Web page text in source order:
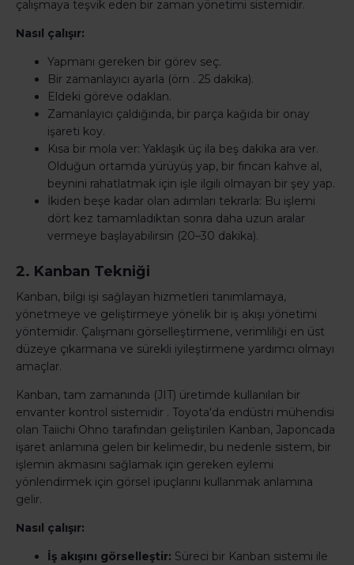
çalışmaya teşvik eden bir zaman yönetimi sistemidir.
Nasıl çalışır:
Yapmanı gereken bir görev seç.
Bir zamanlayıcı ayarla (örn . 25 dakika).
Eldeki göreve odaklan.
Zamanlayıcı çaldığında, bir parça kağıda bir onay
işareti koy.
Kısa bir mola ver: Yaklaşık üç ila beş dakika ara ver.
Olduğun ortamda yürüyüş yap, bir fincan kahve al,
beynini rahatlatmak için işle ilgili olmayan bir şey yap.
İkiden beşe kadar olan adımları tekrarla: Bu işlemi
dört kez tamamladıktan sonra daha uzun aralar
vermeye başlayabilirsin (20–30 dakika).
2. Kanban Tekniği
Kanban, bilgi işi sağlayan hizmetleri tanımlamaya,
yönetmeye ve geliştirmeye yönelik bir iş akışı yönetimi
yöntemidir. Çalışmanı görselleştirmene, verimliliği en üst
düzeye çıkarmana ve sürekli iyileştirmene yardımcı olmayı
amaçlar.
Kanban, tam zamanında (JIT) üretimde kullanılan bir
envanter kontrol sistemidir . Toyota'da endüstri mühendisi
olan Taiichi Ohno tarafından geliştirilen Kanban, Japoncada
işaret anlamına gelen bir kelimedir, bu nedenle sistem, bir
işlemin akmasını sağlamak için gereken eylemi
yönlendirmek için görsel ipuçlarını kullanmak anlamına
gelir.
Nasıl çalışır:
İş akışını görselleştir: Süreci bir Kanban sistemi ile